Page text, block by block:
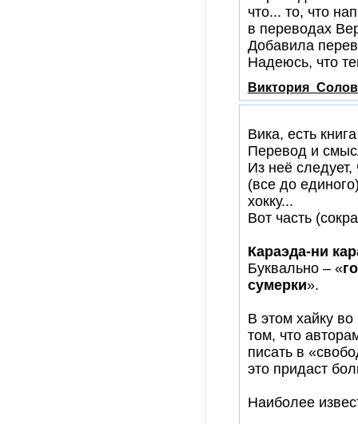
что... то, что
в переводах
Добавила
Надеюсь, что
Вика, есть
Перевод и
Из неё
(все до
хокку...
Вот часть
Караэда-ни
Буквально – «
сумерки».
В этом хайку во
том, что
писать в
это придаст
Наиболее